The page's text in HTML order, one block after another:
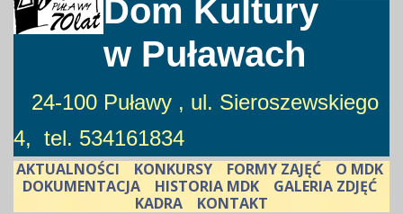
Dom Kultury
w Puławach
24-100 Puławy , ul. Sieroszewskiego
4, tel. 534161834
AKTUALNOŚCI KONKURSY FORMY ZAJĘĆ
O MDK
DOKUMENTACJA
HISTORIA MDK
GALERIA ZDJĘĆ
KADRA
KONTAKT